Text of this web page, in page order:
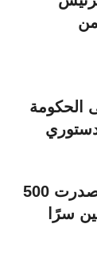
من
الحكومة
تقرير استقصائي: الكونغو صدرت 500
سرًا